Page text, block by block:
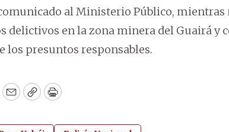
al Ministerio Público, mientras
delictivos en la zona minera del Guairá y
los presuntos responsables.
EmailCopyPrint